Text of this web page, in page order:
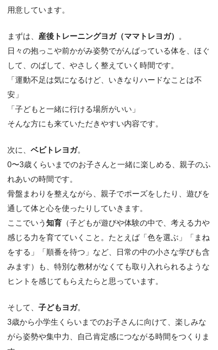
用意しています。
まずは、 産後トレーニングヨガ（ママトレヨガ）
。
日々の抱っこや前かがみ姿勢でがんばっている体を、ほぐ
して、のばして、やさしく整えていく時間です。
「運動不足は気になるけど、いきなりハードなことは不
安」
「子どもと一緒に行ける場所がいい」
そんな方にも来ていただきやすい内容です。
次に、 ベビトレヨガ。
0〜3歳くらいまでのお子さんと一緒に楽しめる、親子のふ
れあいの時間です。
骨盤まわりを整えながら、親子でポーズをしたり、遊びを
通して体と心を使ったりしていきます。
ここでいう 知育 （子どもが遊びや体験の中で、考える力や
感じる力を育てていくこと。たとえば「色を選ぶ」「まね
をする」「順番を待つ」など、日常の中の小さな学びも含
みます）も、特別な教材がなくても取り入れられるような
ヒントを感じてもらえたらと思っています。
そして、 子どもヨガ。
3歳から小学生くらいまでのお子さんに向けて、楽しみな
がら姿勢や集中力、自己肯定感につながる時間をつくりま